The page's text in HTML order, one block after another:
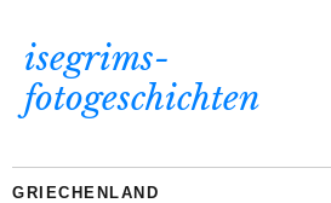
isegrims-
fotogeschichten
GRIECHENLAND